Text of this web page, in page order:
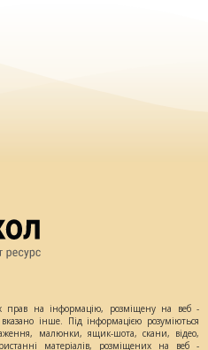
прав на інформацію, розміщену на веб -
інше. Під інформацією розуміються
малюнки, ящик-шота, скани, відео,
матеріалів, розміщених на веб -